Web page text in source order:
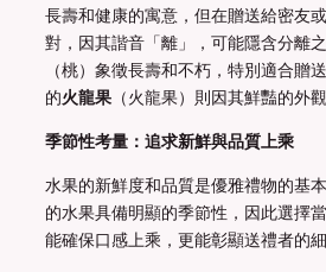
長壽和健康的寓意，但在贈送給密友
對，因其諧音「離」，可能隱含分離
（桃）象徵長壽和不朽，特別適合贈
的火龍果 （火龍果）則因其鮮豔的外
季節性考量：追求新鮮與品質上乘
水果的新鮮度和品質是優雅禮物的基
的水果具備明顯的季節性，因此選擇
能確保口感上乘，更能彰顯送禮者的細